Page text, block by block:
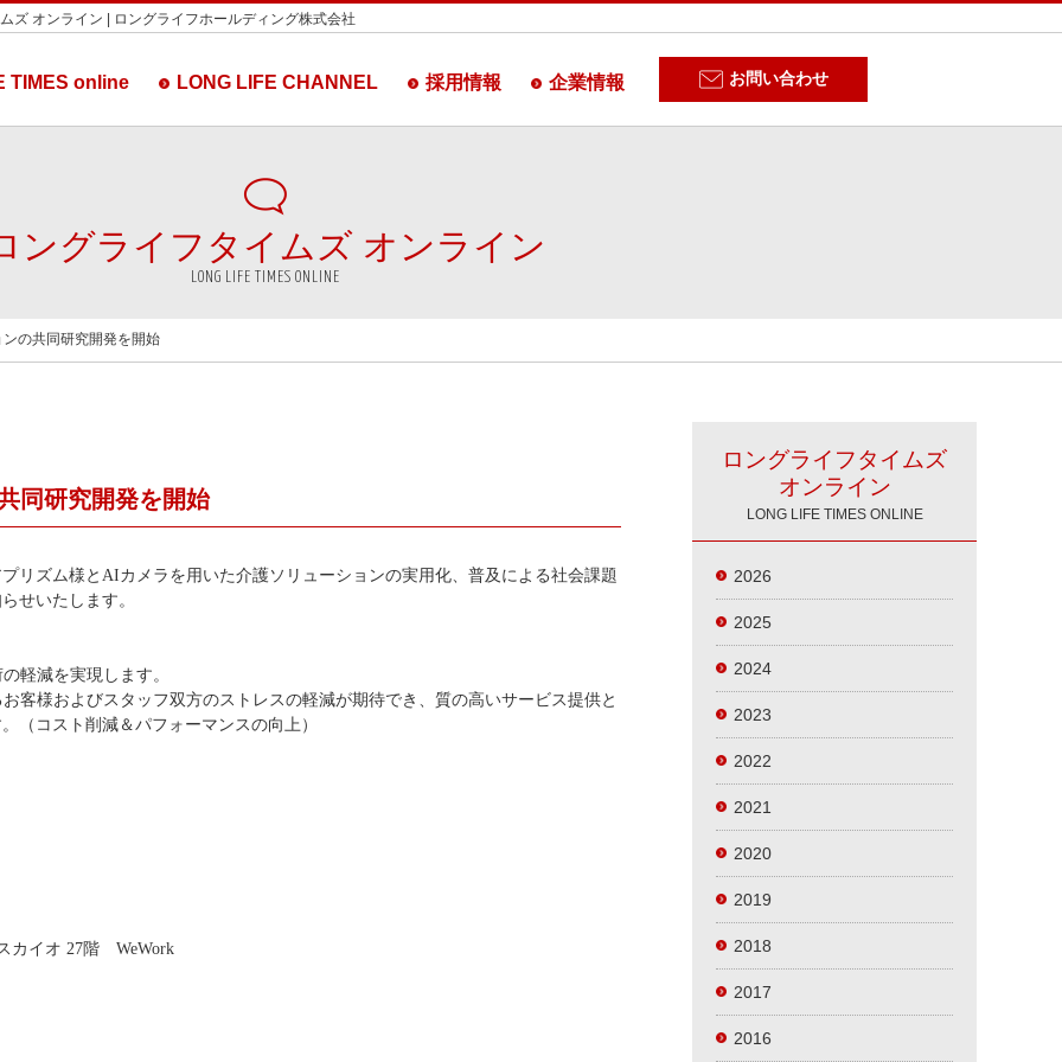
ズ オンライン | ロングライフホールディング株式会社
TIMES online LONG LIFE CHANNEL 採用情報 企業情報 お問い合わせ
ングライフタイムズ オンライン
LONG LIFE TIMES ONLINE
の共同研究開発を開始
同研究開発を開始
リズム様とAIカメラを用いた介護ソリューションの実用化、普及による社会課題
せいたします。
軽減を実現します。
客様およびスタッフ双方のストレスの軽減が期待でき、質の高いサービス提供と
（コスト削減＆パフォーマンスの向上）
イオ 27階 WeWork
ロングライフタイムズ
オンライン
LONG LIFE TIMES ONLINE
2026
2025
2024
2023
2022
2021
2020
2019
2018
2017
2016